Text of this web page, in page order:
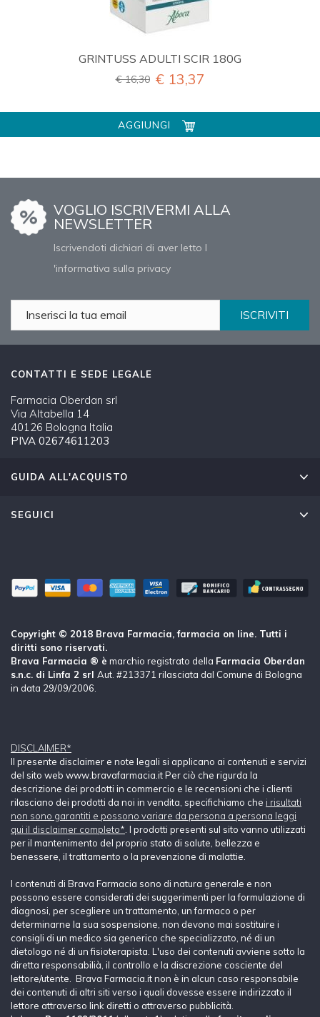
GRINTUSS ADULTI SCIR 180G
€ 16,30 € 13,37
AGGIUNGI
VOGLIO ISCRIVERMI ALLA
NEWSLETTER
Iscrivendoti dichiari di aver letto l
'informativa sulla privacy
ISCRIVITI
CONTATTI E SEDE LEGALE
Farmacia Oberdan srl
Via Altabella 14
40126 Bologna Italia
PIVA 02674611203
GUIDA ALL'ACQUISTO
SEGUICI
Copyright © 2018 Brava Farmacia, farmacia on line. Tutti i
diritti sono riservati.
Brava Farmacia ® è marchio registrato della Farmacia Oberdan
s.n.c. di Linfa 2 srl Aut. #213371 rilasciata dal Comune di Bologna
in data 29/09/2006.
DISCLAIMER*
Il presente disclaimer e note legali si applicano ai contenuti e servizi
del sito web www.bravafarmacia.it Per ciò che rigurda la
descrizione dei prodotti in commercio e le recensioni che i clienti
rilasciano dei prodotti da noi in vendita, specifichiamo che i risultati
non sono garantiti e possono variare da persona a persona leggi
qui il disclaimer completo* . I prodotti presenti sul sito vanno utilizzati
per il mantenimento del proprio stato di salute, bellezza e
benessere, il trattamento o la prevenzione di malattie.
I contenuti di Brava Farmacia sono di natura generale e non
possono essere considerati dei suggerimenti per la formulazione di
diagnosi, per scegliere un trattamento, un farmaco o per
determinarne la sua sospensione, non devono mai sostituire i
consigli di un medico sia generico che specializzato, né di un
dietologo né di un fisioterapista. L'uso dei contenuti avviene sotto la
diretta responsabilià, il controllo e la discrezione cosciente del
lettore/utente. Brava Farmacia.it non è in alcun caso responsabile
dei contenuti di altri siti verso i quali dovesse essere indirizzato il
lettore attraverso link diretti o attraverso pubblicità.